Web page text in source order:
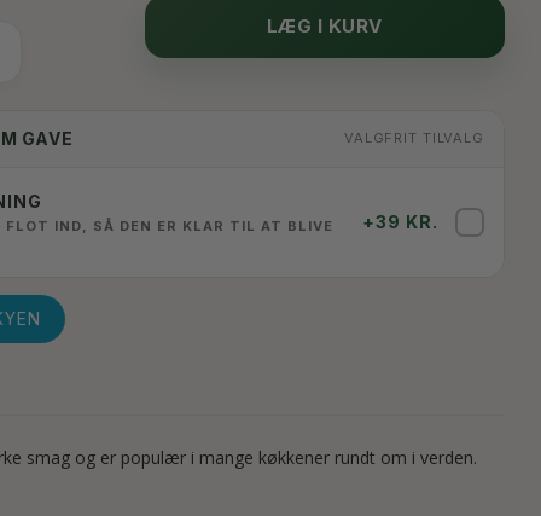
LÆG I KURV
GAVE VALGFRIT TILVALG
FLOT IND, SÅ DEN ER KLAR TIL AT BLIVE
+39 KR.
smag og er populær i mange køkkener rundt om i verden.